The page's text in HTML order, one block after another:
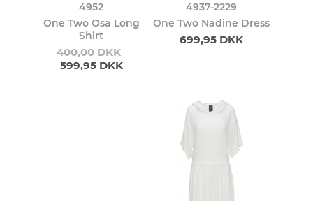
4952
One Two Osa Long
Shirt
400,00 DKK
599,95 DKK
4937-2229
One Two Nadine Dress
699,95 DKK